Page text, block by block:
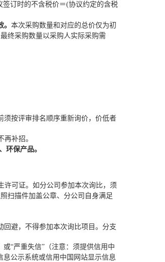
订时的不含税价＝(协议约定的含税
本次采购数量和对应的总价仅为初
最终采购数量以采购人实际采购需
须按评审排名顺序重新询价，价低者
补招。
环保产品。
许可证。 如分公司 参加本次询比，须
扫描件加盖公章、 分公司 自身满足
回避，不得参加本次询比项目。 分支
或“严重失信”（注意：须提供信用中
公示系统或信用中国网站显示信息